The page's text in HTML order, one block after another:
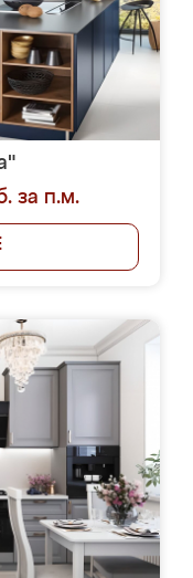
за п.м.